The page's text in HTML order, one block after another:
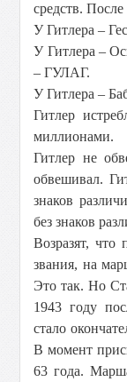
средств.
У Гитлера –
У Гитлера –
– ГУЛАГ.
У Гитлера –
Гитлер
миллионами.
Гитлер не
обвешивал.
знаков
без знаков
Возразят, что
звания, на
Это так. Но
1943 году
стало
В момент
63 года.